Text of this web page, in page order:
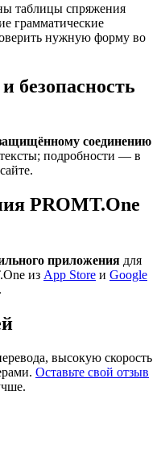
таблицы спряжения
грамматические
нужную форму во
безопасность
соединению
подробности — в
PROMT.One
приложения для
из App Store и Google
высокую скорость
Оставьте свой отзыв